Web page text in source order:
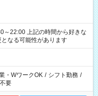
間から好きな
なる可能性があります
・WワークOK / シフト勤務 /
要